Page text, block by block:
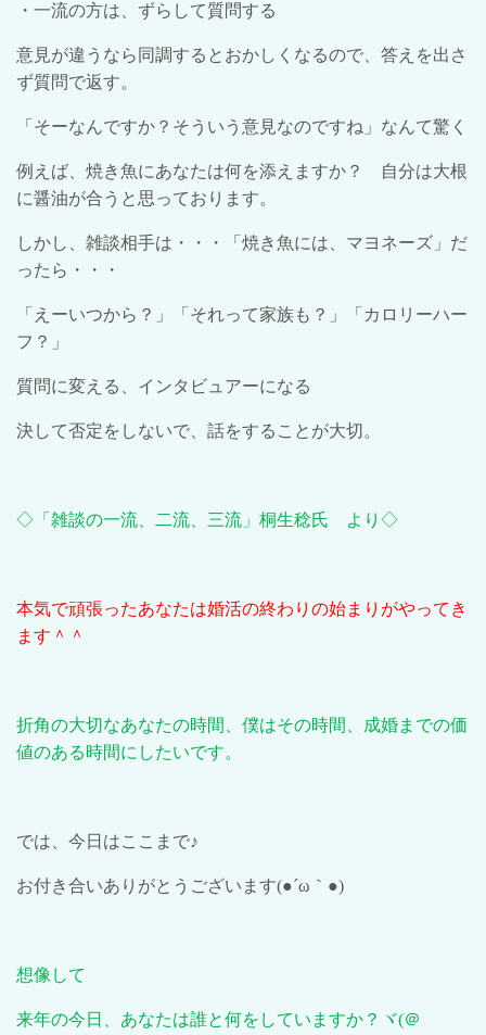
・一流の方は、ずらして質問する
意見が違うなら同調するとおかしくなるので、答えを出さ
ず質問で返す。
「そーなんですか？そういう意見なのですね」なんて驚く
例えば、焼き魚にあなたは何を添えますか？ 自分は大根
に醤油が合うと思っております。
しかし、雑談相手は・・・「焼き魚には、マヨネーズ」だ
ったら・・・
「えーいつから？」「それって家族も？」「カロリーハー
フ？」
質問に変える、インタビュアーになる
決して否定をしないで、話をすることが大切。
◇「雑談の一流、二流、三流」桐生稔氏 より◇
本気で頑張ったあなたは婚活の終わりの始まりがやってき
ます＾＾
折角の大切なあなたの時間、僕はその時間、成婚までの価
値のある時間にしたいです。
では、今日はここまで♪
お付き合いありがとうございます(●´ω ｀ ●)
想像して
来年の今日、あなたは誰と何をしていますか？ヾ(＠